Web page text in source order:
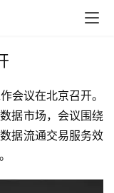
会议在北京召开。
据市场，会议围绕
据流通交易服务效